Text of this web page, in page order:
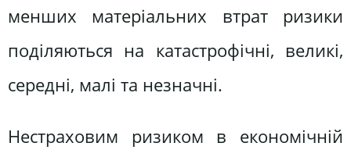
менших матеріальних втрат ризики
поділяються на катастрофічні, великі,
середні, малі та незначні.
Нестраховим ризиком в економічній